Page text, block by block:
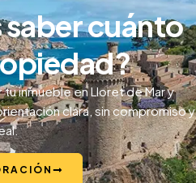
cuánto
tu inmueble en Lloret de Mar y
clara, sin compromiso y